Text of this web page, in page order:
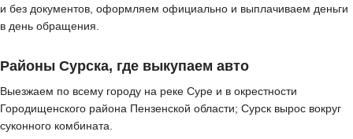
и без документов, оформляем официально и выплачиваем деньги
в день обращения.
Районы Сурска, где выкупаем авто
Выезжаем по всему городу на реке Суре и в окрестности
Городищенского района Пензенской области; Сурск вырос вокруг
суконного комбината.